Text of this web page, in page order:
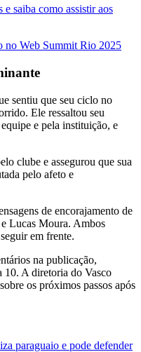
saiba como assistir aos
no Web Summit Rio 2025
sentiu que seu ciclo no
Ele ressaltou seu
e pela instituição, e
clube e assegurou que sua
pelo afeto e
de encorajamento de
Lucas Moura. Ambos
em frente.
na publicação,
10. A diretoria do Vasco
os próximos passos após
paraguaio e pode defender